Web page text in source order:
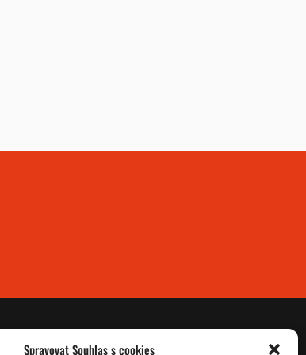
Spravovat Souhlas s cookies